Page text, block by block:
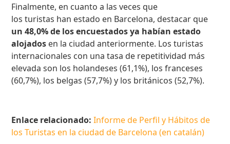
Finalmente, en cuanto a las veces que
los turistas han estado en Barcelona, destacar que
un 48,0% de los encuestados ya habían estado
alojados en la ciudad anteriormente. Los turistas
internacionales con una tasa de repetitividad más
elevada son los holandeses (61,1%), los franceses
(60,7%), los belgas (57,7%) y los británicos (52,7%).
Enlace relacionado:Informe de Perfil y Hábitos de
los Turistas en la ciudad de Barcelona (en catalán)